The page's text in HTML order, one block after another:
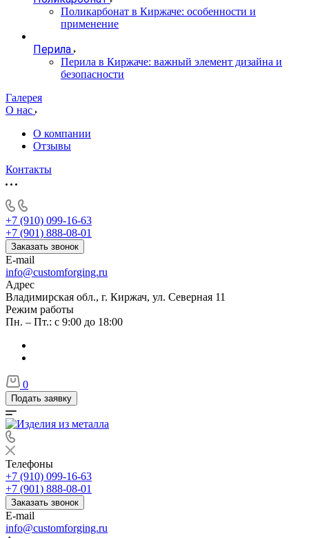
Поликарбонат в Киржаче: особенности и
применение
Перила
Перила в Киржаче: важный элемент дизайна и
безопасности
Галерея
О нас
О компании
Отзывы
Контакты
+7 (910) 099-16-63
+7 (901) 888-08-01
Заказать звонок
E-mail
info@customforging.ru
Адрес
Владимирская обл., г. Киржач, ул. Северная 11
Режим работы
Пн. – Пт.: с 9:00 до 18:00
0
Подать заявку
Телефоны
+7 (910) 099-16-63
+7 (901) 888-08-01
Заказать звонок
E-mail
info@customforging.ru